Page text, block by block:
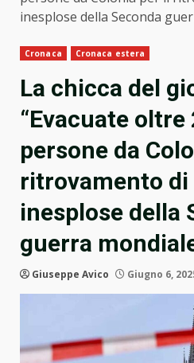
inesplose della Seconda
Cronaca Cronaca estera
La chicca del
“Evacuate oltre
persone da
ritrovamento di
inesplose della
guerra
Giuseppe Avico Giugno 6,